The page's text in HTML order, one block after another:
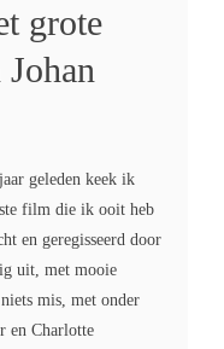
grote
geleden keek ik
film die ik ooit heb
en geregisseerd door
uit, met mooie
mis, met onder
en Charlotte